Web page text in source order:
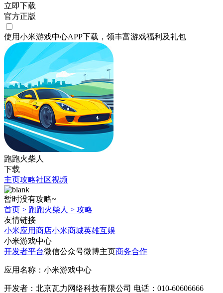
立即下载
官方正版
使用小米游戏中心APP下载 ，领丰富游戏福利 及礼包
跑跑火柴人
下载
主页攻略社区视频
暂时没有攻略~
首页 > 跑跑火柴人 > 攻略
友情链接
小米应用商店小米商城英雄互娱
小米游戏中心
开发者平台微信公众号微博主页商务合作
应用名称：小米游戏中心
开发者：北京瓦力网络科技有限公司 电话：010-60606666